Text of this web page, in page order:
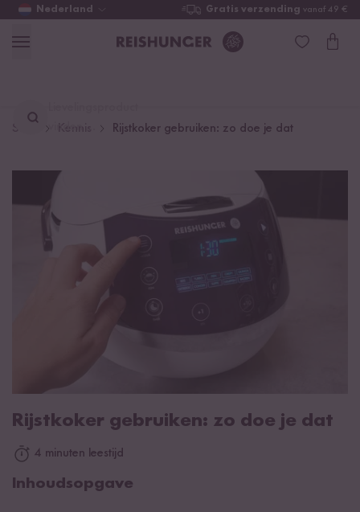
Nederland Gratis verzending vanaf 49 €
vinden ...
Rijstkoker gebruiken: zo doe je dat
Rijstkoker gebruiken: zo doe je dat
4 minuten leestijd
Inhoudsopgave